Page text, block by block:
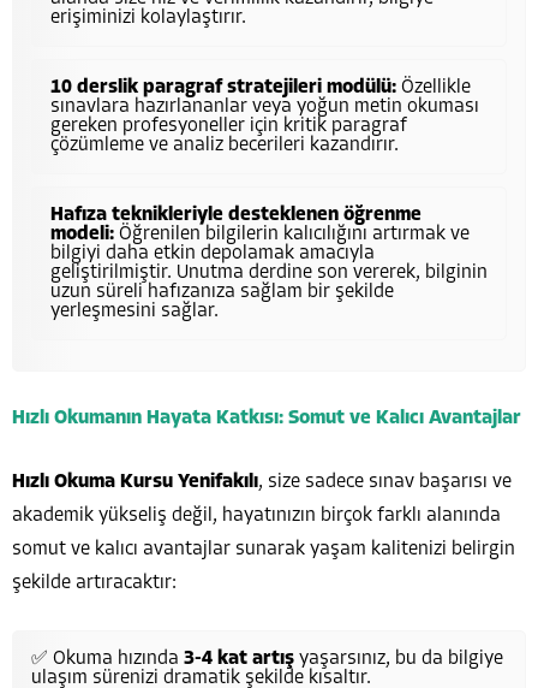
erişiminizi kolaylaştırır.
10 derslik paragraf stratejileri modülü: Özellikle
sınavlara hazırlananlar veya yoğun metin okuması
gereken profesyoneller için kritik paragraf
çözümleme ve analiz becerileri kazandırır.
Hafıza teknikleriyle desteklenen öğrenme
modeli: Öğrenilen bilgilerin kalıcılığını artırmak ve
bilgiyi daha etkin depolamak amacıyla
geliştirilmiştir. Unutma derdine son vererek, bilginin
uzun süreli hafızanıza sağlam bir şekilde
yerleşmesini sağlar.
Hızlı Okumanın Hayata Katkısı: Somut ve Kalıcı Avantajlar
Hızlı Okuma Kursu Yenifakılı, size sadece sınav başarısı ve
akademik yükseliş değil, hayatınızın birçok farklı alanında
somut ve kalıcı avantajlar sunarak yaşam kalitenizi belirgin
şekilde artıracaktır:
✅ Okuma hızında 3-4 kat artış yaşarsınız, bu da bilgiye
ulaşım sürenizi dramatik şekilde kısaltır.